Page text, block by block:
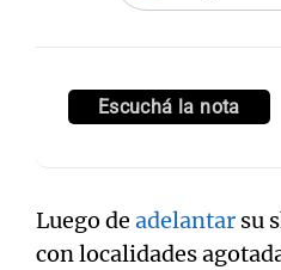
Escuchá la nota
Luego de adelantar su
con localidades